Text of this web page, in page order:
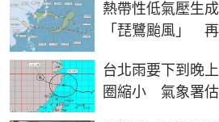
熱帶性低氣壓生
「琵鷺颱風」
台北雨要下到晚
圈縮小 氣象署